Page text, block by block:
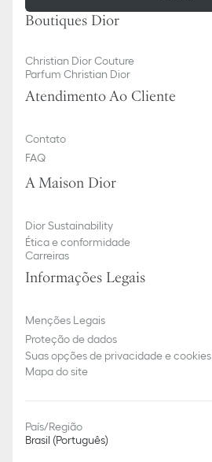
Boutiques Dior
Christian Dior Couture
Parfum Christian Dior
Atendimento Ao Cliente
Contato
FAQ
A Maison Dior
Dior Sustainability
Ética e conformidade
Carreiras
Informações Legais
Menções Legais
Proteção de dados
Suas opções de privacidade e cookies
Mapa do site
País/Região
Brasil (Português)